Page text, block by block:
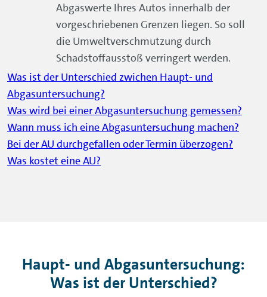
Abgaswerte Ihres Autos innerhalb der
vorgeschriebenen Grenzen liegen. So soll
die Umweltverschmutzung durch
Schadstoffausstoß verringert werden.
Was ist der Unterschied zwichen Haupt- und
Abgasuntersuchung?
Was wird bei einer Abgasuntersuchung gemessen?
Wann muss ich eine Abgasuntersuchung machen?
Bei der AU durchgefallen oder Termin überzogen?
Was kostet eine AU?
Haupt- und Abgasuntersuchung:
Was ist der Unterschied?